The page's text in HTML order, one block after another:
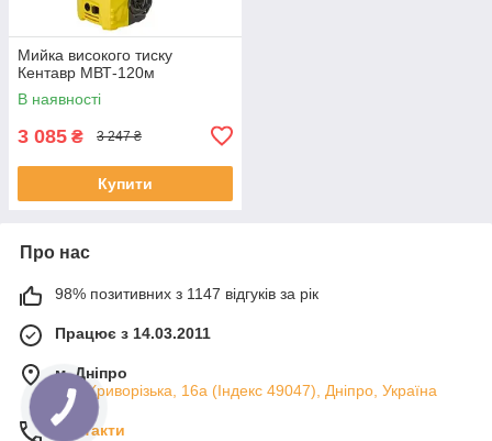
Мийка високого тиску
Кентавр МВТ-120м
В наявності
3 085 ₴ 3 247 ₴
Купити
Про нас
98% позитивних з 1147 відгуків за рік
Працює з 14.03.2011
м. Дніпро
вул. Криворізька, 16а (Індекс 49047), Дніпро, Україна
Контакти